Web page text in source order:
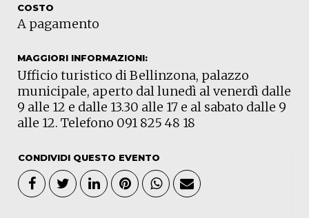
COSTO
A pagamento
MAGGIORI INFORMAZIONI:
Ufficio turistico di Bellinzona, palazzo
municipale, aperto dal lunedì al venerdì dalle
9 alle 12 e dalle 13.30 alle 17 e al sabato dalle 9
alle 12. Telefono 091 825 48 18
CONDIVIDI QUESTO EVENTO